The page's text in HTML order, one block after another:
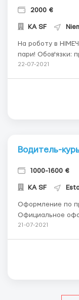
2000 €
KA SF
На роботу в
пари! Обов'язки: прибирання приватних будинків у
людей пенсійного
22-07-2021
Водитель-
1000-1600 €
KA SF
Оформление по
Официальное
иногородним
Свыше 25
21-07-2021